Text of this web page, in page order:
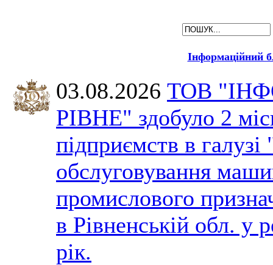
Інформаційний
03.08.2026 ТОВ
РІВНЕ" здобуло 2
підприємств в
обслуговування
промислового
в Рівненській обл. у
рік.